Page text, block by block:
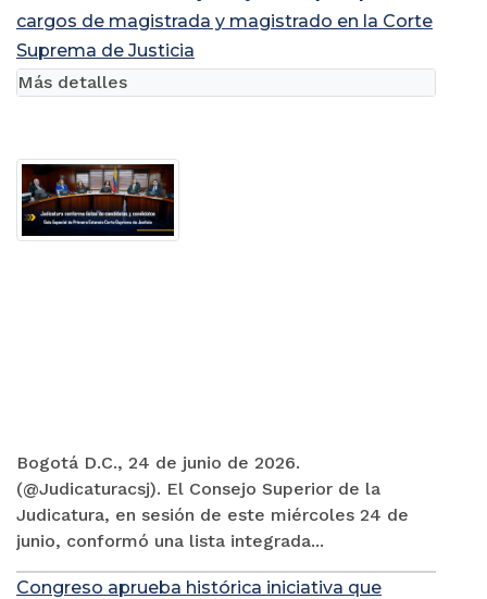
cargos de magistrada y magistrado en la Corte
Suprema de Justicia
Bogotá D.C., 24 de junio de 2026.
(@Judicaturacsj). El Consejo Superior de la
Judicatura, en sesión de este miércoles 24 de
junio, conformó una lista integrada...
Más detalles
Congreso aprueba histórica iniciativa que